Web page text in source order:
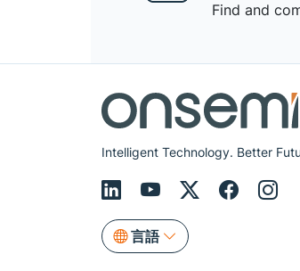
Find and
Intelligent Technology. Better
言語